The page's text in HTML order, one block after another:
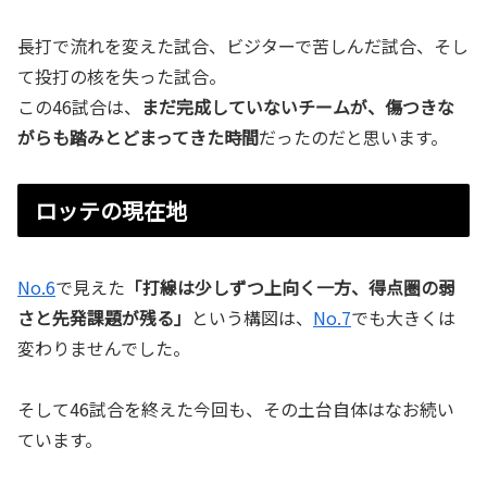
長打で流れを変えた試合、ビジターで苦しんだ試合、そし
て投打の核を失った試合。
この46試合は、 まだ完成していないチームが、傷つきな
がらも踏みとどまってきた時間だったのだと思います。
ロッテの現在地
No.6で見えた 「打線は少しずつ上向く一方、得点圏の弱
さと先発課題が残る」 という構図は、 No.7でも大きくは
変わりませんでした。
そして46試合を終えた今回も、その土台自体はなお続い
ています。